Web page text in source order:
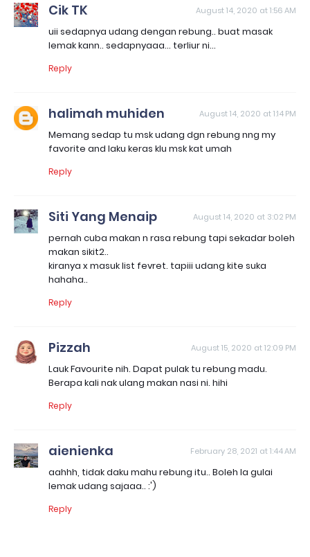
Cik TK August 14, 2020 at 1:56 AM
uii sedapnya udang dengan rebung.. buat masak
lemak kann.. sedapnyaaa... terliur ni...
Reply
halimah muhiden August 14, 2020 at 1:14 PM
Memang sedap tu msk udang dgn rebung nng my
favorite and laku keras klu msk kat umah
Reply
Siti Yang Menaip August 14, 2020 at 3:02 PM
pernah cuba makan n rasa rebung tapi sekadar boleh
makan sikit2..
kiranya x masuk list fevret. tapiii udang kite suka
hahaha..
Reply
Pizzah August 15, 2020 at 12:09 PM
Lauk Favourite nih. Dapat pulak tu rebung madu.
Berapa kali nak ulang makan nasi ni. hihi
Reply
aienienka February 28, 2021 at 1:44 AM
aahhh, tidak daku mahu rebung itu.. Boleh la gulai
lemak udang sajaaa.. :')
Reply